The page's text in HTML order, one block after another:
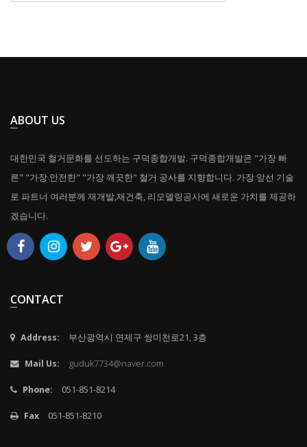
ABOUT US
대한민국 철거문화를 선도하는 구덕종합개발. 구덕종합개발은 "가장 빠
른" "가장 안전한" "가장 깨끗한" 철거 공사를 지향합니다. 가장 앞선 기술
로 파트너 여러분께 재개발,재건축, 리모델링공사에 새로운 가치를 제공하
겠습니다.
CONTACT
Address: 부산광역시 연제구 쌍미천로21, 3층
Mail Us: guduk7734@naver.com
Phone: 051-851-8214
Fax 051-851-8210